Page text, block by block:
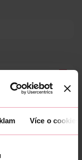
Více o cookies
Zapomenuté heslo